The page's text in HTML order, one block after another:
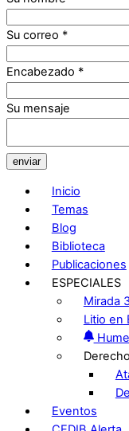
Su correo *
Encabezado *
Su mensaje
enviar
Inicio
Temas
Blog
Biblioteca
Publicaciones
ESPECIALES
Mirada
Litio en
Eventos